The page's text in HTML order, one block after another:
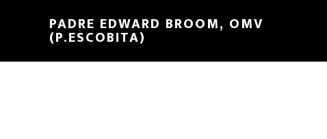
PADRE EDWARD BROOM, OMV
(P.ESCOBITA)